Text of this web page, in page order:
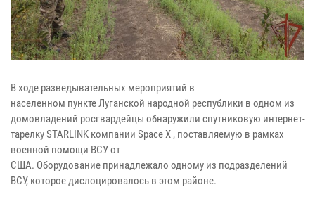
В ходе разведывательных мероприятий в
населенном пункте Луганской народной республики в одном из
домовладений росгвардейцы обнаружили спутниковую интернет-
тарелку STARLINK компании Space X , поставляемую в рамках
военной помощи ВСУ от
США. Оборудование принадлежало одному из подразделений
ВСУ, которое дислоцировалось в этом районе.